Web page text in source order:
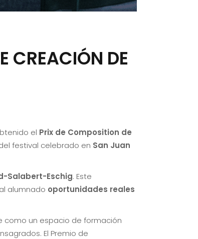
CREACIÓN DE
el Prix de Composition de
festival celebrado en San Juan
Salabert-Eschig. Este
alumnado oportunidades reales
como un espacio de formación
El Premio de